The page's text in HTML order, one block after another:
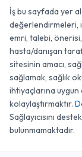
İş bu sayfada yer
değerlendirmeleri,
emri, talebi,
hasta/danışan
sitesinin amacı,
sağlamak, sağlık
ihtiyaçlarına uygun
kolaylaştırmaktır.
Sağlayıcısını
bulunmamaktadır.